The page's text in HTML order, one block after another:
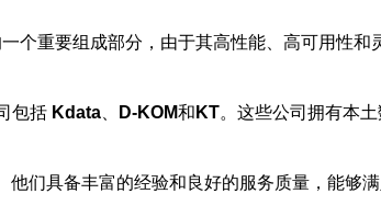
个重要组成部分，由于其高性能、高可用性
包括 Kdata D-KOM和 KT。这些公司拥有本
们具备丰富的经验和良好的服务质量，能够